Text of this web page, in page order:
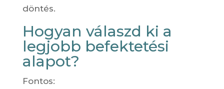
döntés.
Hogyan válaszd ki a
legjobb befektetési
alapot?
Fontos: